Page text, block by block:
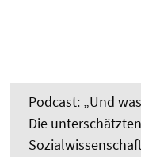
Podcast: „Und
Die